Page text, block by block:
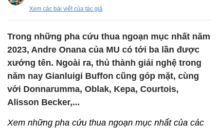
Xem các bài viết của tác giả
Trong những pha cứu thua ngoạn mục nhất năm
2023, Andre Onana của MU có tới ba lần được
xướng tên. Ngoài ra, thủ thành giải nghệ trong
năm nay Gianluigi Buffon cũng góp mặt, cùng
với Donnarumma, Oblak, Kepa, Courtois,
Alisson Becker,...
Xem những pha cứu thua ngoạn mục nhất của các